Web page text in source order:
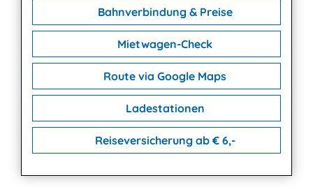
Bahnverbindung & Preise
Mietwagen-Check
Route via Google Maps
Ladestationen
Reiseversicherung ab € 6,-